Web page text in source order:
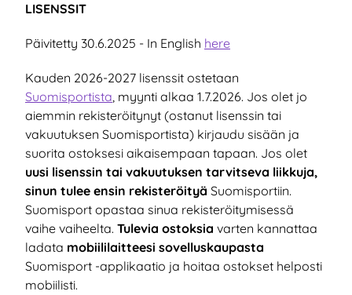
LISENSSIT
Päivitetty 30.6.2025 - In English here
Kauden 2026-2027 lisenssit ostetaan
Suomisportista, myynti alkaa 1.7.2026. Jos olet jo
aiemmin rekisteröitynyt (ostanut lisenssin tai
vakuutuksen Suomisportista) kirjaudu sisään ja
suorita ostoksesi aikaisempaan tapaan. Jos olet
uusi lisenssin tai vakuutuksen tarvitseva liikkuja,
sinun tulee ensin rekisteröityä Suomisportiin.
Suomisport opastaa sinua rekisteröitymisessä
vaihe vaiheelta. Tulevia ostoksia varten kannattaa
ladata mobiililaitteesi sovelluskaupasta
Suomisport -applikaatio ja hoitaa ostokset helposti
mobiilisti.